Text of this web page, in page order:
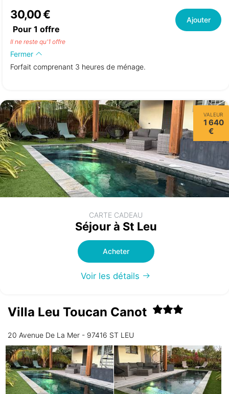
30,00 €
Pour 1 offre
Ajouter
Il ne reste qu'1 offre
Fermer
Forfait comprenant 3 heures de ménage.
VALEUR
1 640
€
CARTE CADEAU
Séjour à St Leu
Acheter
Voir les détails
Villa Leu Toucan Canot
20 Avenue De La Mer - 97416 ST LEU